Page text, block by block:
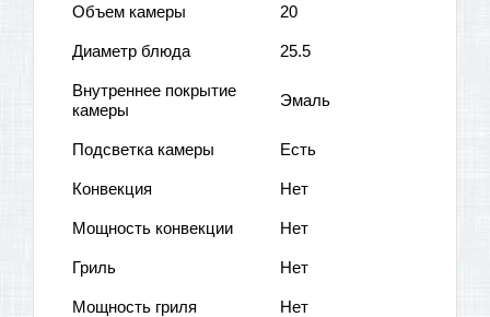
Объем камеры 20
Диаметр блюда 25.5
Внутреннее покрытие
камеры
Эмаль
Подсветка камеры Есть
Конвекция Нет
Мощность конвекции Нет
Гриль Нет
Мощность гриля Нет